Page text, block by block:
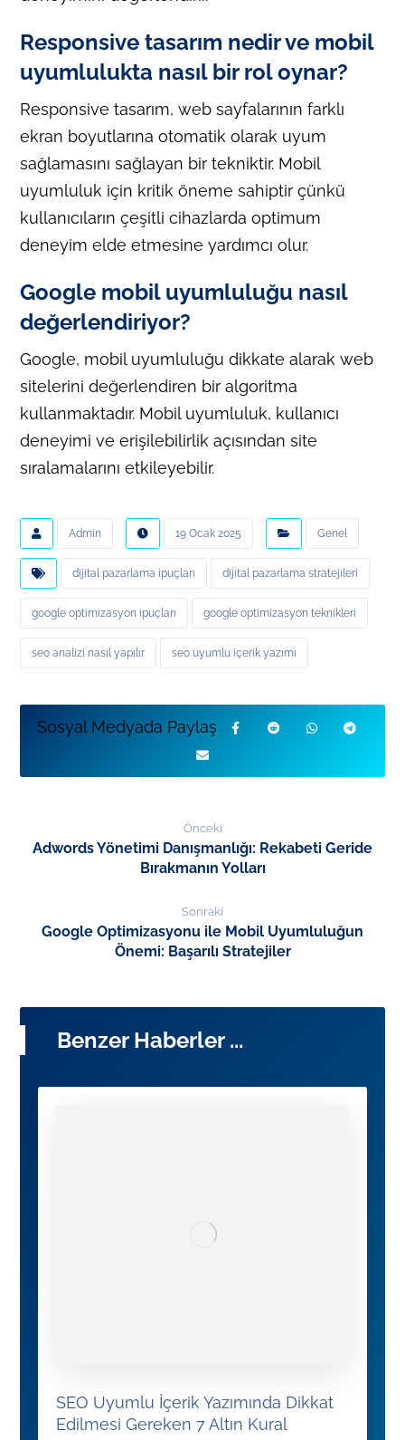
Responsive tasarım nedir ve mobil
uyumlulukta nasıl bir rol oynar?
Responsive tasarım, web sayfalarının farklı
ekran boyutlarına otomatik olarak uyum
sağlamasını sağlayan bir tekniktir. Mobil
uyumluluk için kritik öneme sahiptir çünkü
kullanıcıların çeşitli cihazlarda optimum
deneyim elde etmesine yardımcı olur.
Google mobil uyumluluğu nasıl
değerlendiriyor?
Google, mobil uyumluluğu dikkate alarak web
sitelerini değerlendiren bir algoritma
kullanmaktadır. Mobil uyumluluk, kullanıcı
deneyimi ve erişilebilirlik açısından site
sıralamalarını etkileyebilir.
Admin 19 Ocak 2025 Genel
dijital pazarlama ipuçları dijital pazarlama stratejileri
google optimizasyon ipuçları google optimizasyon teknikleri
seo analizi nasıl yapılır seo uyumlu içerik yazımı
Önceki
Adwords Yönetimi Danışmanlığı: Rekabeti Geride
Bırakmanın Yolları
Sonraki
Google Optimizasyonu ile Mobil Uyumluluğun
Önemi: Başarılı Stratejiler
Benzer Haberler ...
SEO Uyumlu İçerik Yazımında Dikkat
Edilmesi Gereken 7 Altın Kural